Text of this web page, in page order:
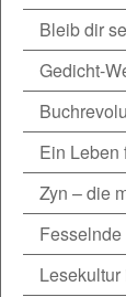
Bleib dir
Gedicht-
Ein Leben
Zyn – die